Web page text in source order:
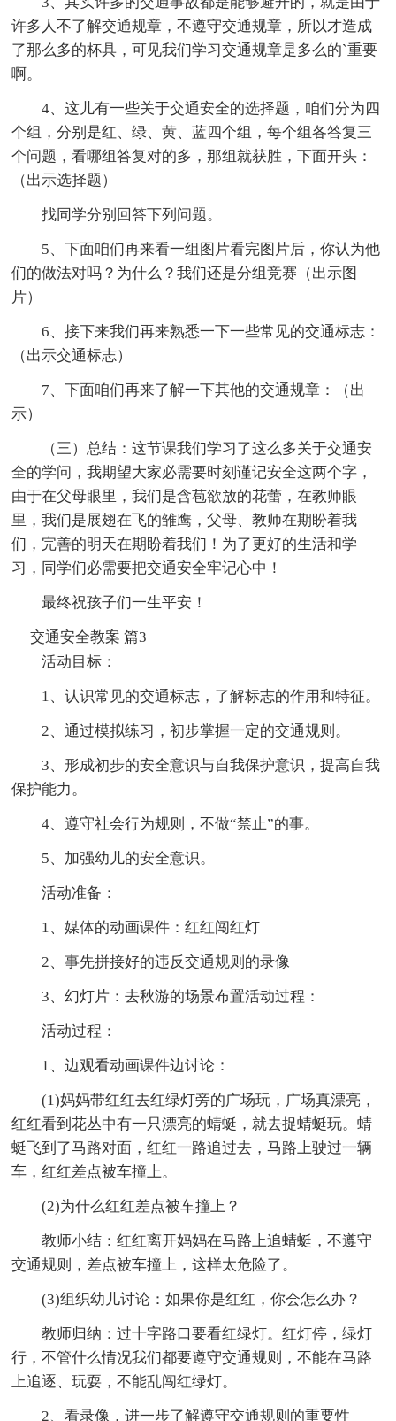
许多人不了解交通规章，不遵守交通规章，所以才造成
了那么多的杯具，可见我们学习交通规章是多么的`重要
啊。
4、这儿有一些关于交通安全的选择题，咱们分为四
个组，分别是红、绿、黄、蓝四个组，每个组各答复三
个问题，看哪组答复对的多，那组就获胜，下面开头：
（出示选择题）
找同学分别回答下列问题。
5、下面咱们再来看一组图片看完图片后，你认为他
们的做法对吗？为什么？我们还是分组竞赛（出示图
片）
6、接下来我们再来熟悉一下一些常见的交通标志：
（出示交通标志）
7、下面咱们再来了解一下其他的交通规章：（出
示）
（三）总结：这节课我们学习了这么多关于交通安
全的学问，我期望大家必需要时刻谨记安全这两个字，
由于在父母眼里，我们是含苞欲放的花蕾，在教师眼
里，我们是展翅在飞的雏鹰，父母、教师在期盼着我
们，完善的明天在期盼着我们！为了更好的生活和学
习，同学们必需要把交通安全牢记心中！
最终祝孩子们一生平安！
交通安全教案 篇3
活动目标：
1、认识常见的交通标志，了解标志的作用和特征。
2、通过模拟练习，初步掌握一定的交通规则。
3、形成初步的安全意识与自我保护意识，提高自我
保护能力。
4、遵守社会行为规则，不做“禁止”的事。
5、加强幼儿的安全意识。
活动准备：
1、媒体的动画课件：红红闯红灯
2、事先拼接好的违反交通规则的录像
3、幻灯片：去秋游的场景布置活动过程：
活动过程：
1、边观看动画课件边讨论：
(1)妈妈带红红去红绿灯旁的广场玩，广场真漂亮，
红红看到花丛中有一只漂亮的蜻蜓，就去捉蜻蜓玩。蜻
蜓飞到了马路对面，红红一路追过去，马路上驶过一辆
车，红红差点被车撞上。
(2)为什么红红差点被车撞上？
教师小结：红红离开妈妈在马路上追蜻蜓，不遵守
交通规则，差点被车撞上，这样太危险了。
(3)组织幼儿讨论：如果你是红红，你会怎么办？
教师归纳：过十字路口要看红绿灯。红灯停，绿灯
行，不管什么情况我们都要遵守交通规则，不能在马路
上追逐、玩耍，不能乱闯红绿灯。
2、看录像，进一步了解遵守交通规则的重要性